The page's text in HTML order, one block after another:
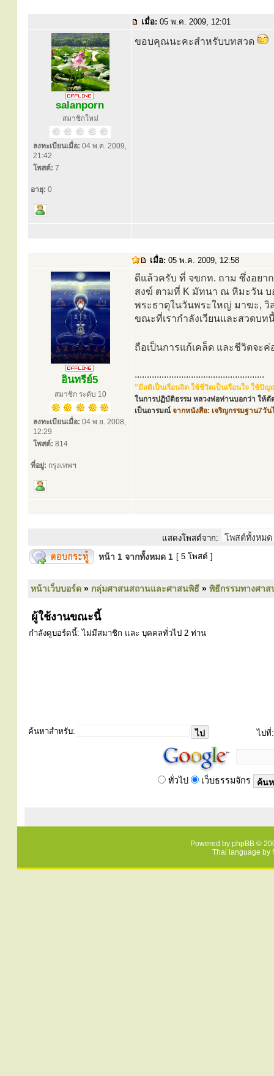
เมื่อ: 05 พ.ค. 2009, 12:01
salanporn
สมาชิกใหม่
ลงทะเบียนเมื่อ: 04 พ.ค. 2009,
21:42
โพสต์: 7
อายุ: 0
ขอบคุณนะคะสำหรับบทสวด
เมื่อ: 05 พ.ค. 2009, 12:58
อินทรีย์5
สมาชิก ระดับ 10
ลงทะเบียนเมื่อ: 04 พ.ย. 2008,
12:29
โพสต์: 814
ที่อยู่: กรุงเทพฯ
ดีแล้วครับ ที่ จขกท. ถาม ซึ่งอยา
สงฆ์ ตามที่ K มัทนา ณ หิมะวัน บ
พระธาตุในวันพระใหญ่ มาฆะ, วิ
ขณะที่เรากำลังเวียนและสวดบท
ถือเป็นการแก้เคล็ด และชีวิตจะ
.....................................................
"มีสติเป็นเรือนจิต ใช้ชีวิตเป็นเรือนใจ ใช้ปั
ในการปฏิบัติธรรม หลวงพ่อท่านบอกว่า ให้ตั
เป็นอารมณ์ จากหนังสือ: เจริญกรรมฐาน7วั
แสดงโพสต์จาก:
หน้า 1 จากทั้งหมด 1 [ 5 โพสต์ ]
หน้าเว็บบอร์ด » กลุ่มศาสนสถานและศาสนพิธี » พิธีกรรมทางศา
ผู้ใช้งานขณะนี้
กำลังดูบอร์ดนี้: ไม่มีสมาชิก และ บุคคลทั่วไป 2 ท่าน
ค้นหาสำหรับ: ไปที่:
ทั่วไป เว็บธรรมจักร
Powered by phpBB ©
Thai language by